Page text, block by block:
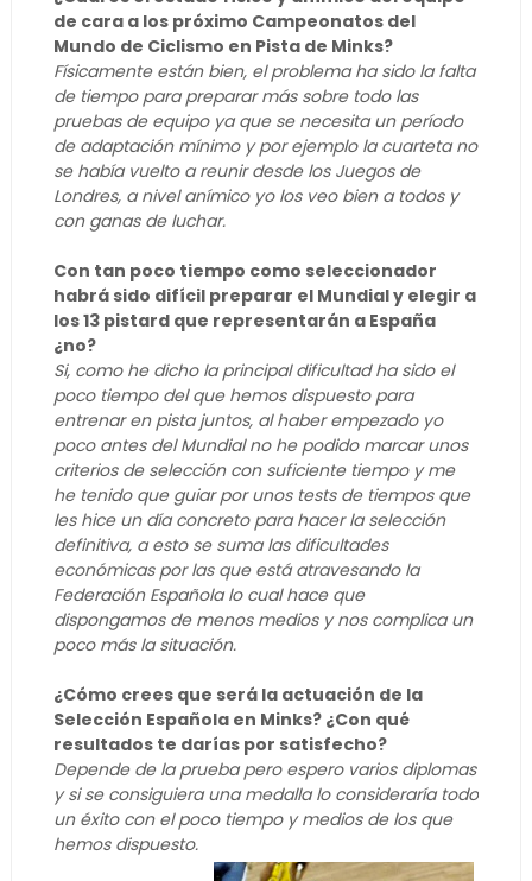
de cara a los próximo Campeonatos del
Mundo de Ciclismo en Pista de Minks?
Físicamente están bien, el problema ha sido la falta
de tiempo para preparar más sobre todo las
pruebas de equipo ya que se necesita un período
de adaptación mínimo y por ejemplo la cuarteta no
se había vuelto a reunir desde los Juegos de
Londres, a nivel anímico yo los veo bien a todos y
con ganas de luchar.
Con tan poco tiempo como seleccionador
habrá sido difícil preparar el Mundial y elegir a
los 13 pistard que representarán a España
¿no?
Si, como he dicho la principal dificultad ha sido el
poco tiempo del que hemos dispuesto para
entrenar en pista juntos, al haber empezado yo
poco antes del Mundial no he podido marcar unos
criterios de selección con suficiente tiempo y me
he tenido que guiar por unos tests de tiempos que
les hice un día concreto para hacer la selección
definitiva, a esto se suma las dificultades
económicas por las que está atravesando la
Federación Española lo cual hace que
dispongamos de menos medios y nos complica un
poco más la situación.
¿Cómo crees que será la actuación de la
Selección Española en Minks? ¿Con qué
resultados te darías por satisfecho?
Depende de la prueba pero espero varios diplomas
y si se consiguiera una medalla lo consideraría todo
un éxito con el poco tiempo y medios de los que
hemos dispuesto.